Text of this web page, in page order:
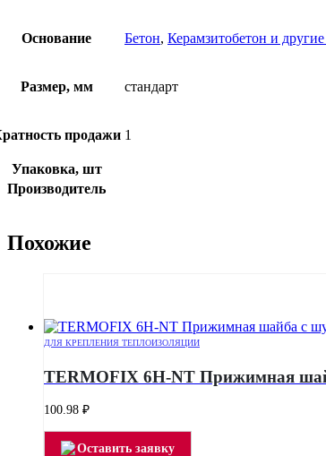
Основание Бетон, Керамзитобетон и
Размер, мм стандарт
продажи 1
Упаковка, шт
Производитель
Похожие
ДЛЯ КРЕПЛЕНИЯ ТЕПЛОИЗОЛЯЦИИ
TERMOFIX 6H-NT Прижимная
100.98 ₽
Оставить заявку